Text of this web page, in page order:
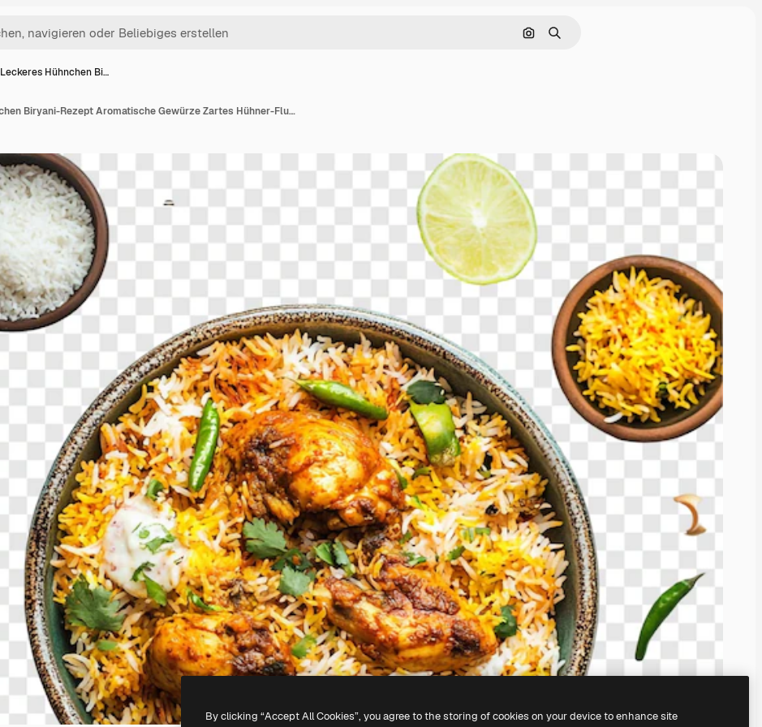
Nach Bild suchen
Suchen
Leckeres Hühnchen Bi…
Leckeres Hühnchen Biryani-Rezept Aromatische Gewürze Zartes Hühner-Fluffy-Reis
By clicking “Accept All Cookies”, you agree to the storing of cookies on your device to enhance site